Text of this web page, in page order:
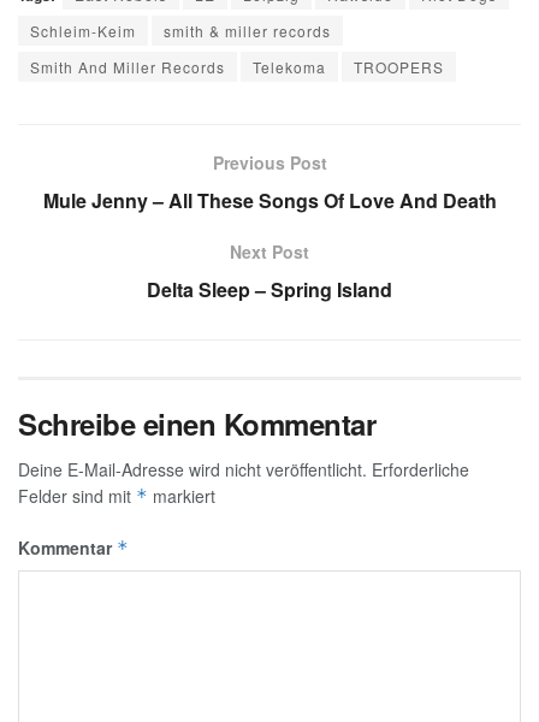
Schleim-Keim
smith & miller records
Smith And Miller Records
Telekoma TROOPERS
Previous Post
Mule Jenny – All These Songs Of Love And Death
Next Post
Delta Sleep – Spring Island
Schreibe einen Kommentar
Deine E-Mail-Adresse wird nicht veröffentlicht. Erforderliche
Felder sind mit * markiert
Kommentar *